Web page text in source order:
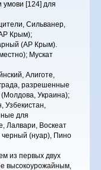
умови [124] для
Сильванер,
Крым);
(AP Крым).
Мускат
Алиготе,
разрешенные
Украина);
для
Лалвари, Воскеат
черный (нуар), Пино
из первых двух
высокоурожайным,